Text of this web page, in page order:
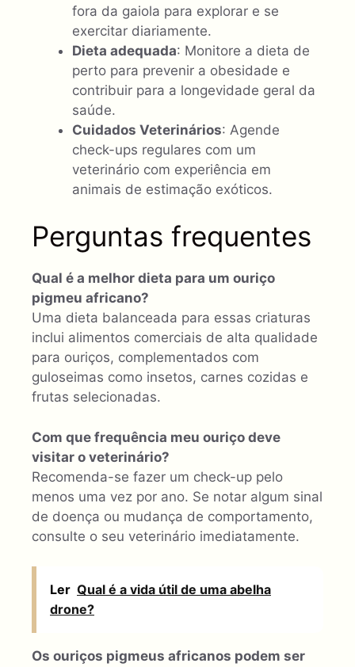
fora da gaiola para explorar e se
exercitar diariamente.
Dieta adequada: Monitore a dieta de
perto para prevenir a obesidade e
contribuir para a longevidade geral da
saúde.
Cuidados Veterinários: Agende
check-ups regulares com um
veterinário com experiência em
animais de estimação exóticos.
Perguntas frequentes
Qual é a melhor dieta para um ouriço
pigmeu africano?
Uma dieta balanceada para essas criaturas
inclui alimentos comerciais de alta qualidade
para ouriços, complementados com
guloseimas como insetos, carnes cozidas e
frutas selecionadas.
Com que frequência meu ouriço deve
visitar o veterinário?
Recomenda-se fazer um check-up pelo
menos uma vez por ano. Se notar algum sinal
de doença ou mudança de comportamento,
consulte o seu veterinário imediatamente.
Ler Qual é a vida útil de uma abelha
drone?
Os ouriços pigmeus africanos podem ser